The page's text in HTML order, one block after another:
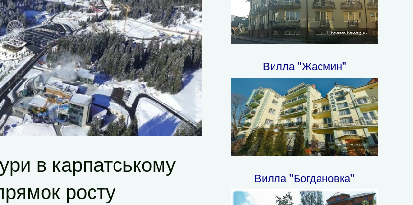
в карпатському
росту
Вилла "Жасмин"
Вилла "Богдановка"